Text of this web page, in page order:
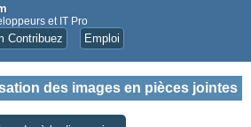
et IT Pro
Contribuez Emploi
des images en pièces jointes